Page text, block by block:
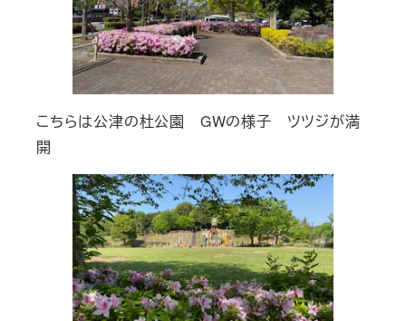
こちらは公津の杜公園 GWの様子 ツツジが満
開